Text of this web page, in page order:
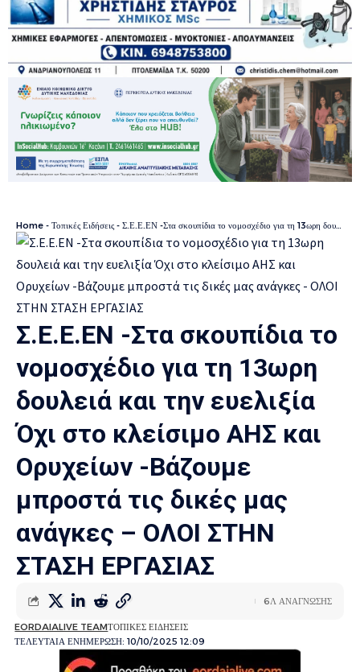
Home - Τοπικές Ειδήσεις - Σ.Ε.Ε.ΕΝ -Στα σκουπίδια το νομοσχέδιο για τη 13ωρη δουλειά και την ευελιξία Όχι στο κλείσιμο ΑΗΣ και Ορυχείων -Βάζουμε μπροστά τις δικές μας ανάγκες – ΟΛΟΙ ΣΤΗΝ ΣΤΑΣΗ ΕΡΓΑΣΙΑΣ
Σ.Ε.Ε.ΕΝ -Στα σκουπίδια το
νομοσχέδιο για τη 13ωρη
δουλειά και την ευελιξία
Όχι στο κλείσιμο ΑΗΣ και
Ορυχείων -Βάζουμε
μπροστά τις δικές μας
ανάγκες – ΟΛΟΙ ΣΤΗΝ
ΣΤΑΣΗ ΕΡΓΑΣΙΑΣ
ΤΕΛΕΥΤΑΙΑ ΕΝΗΜΕΡΩΣΗ: 10/10/2025 12:09
EORDAIALIVE TEAMΤΟΠΙΚΕΣ ΕΙΔΗΣΕΙΣ
6Λ ΑΝΑΓΝΩΣΗΣ